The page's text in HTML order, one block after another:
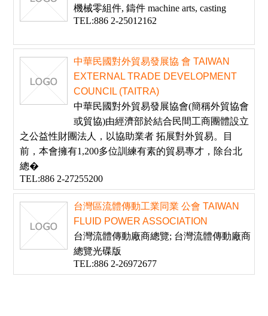
機械零組件, 鑄件 machine arts, casting
TEL:886 2-25012162
中華民國對外貿易發展協 會 TAIWAN
EXTERNAL TRADE DEVELOPMENT
COUNCIL (TAITRA)
中華民國對外貿易發展協會(簡稱外貿協會
或貿協)由經濟部於結合民間工商團體設立
之公益性財團法人，以協助業者 拓展對外貿易。目
前，本會擁有1,200多位訓練有素的貿易專才，除台北
總�
TEL:886 2-27255200
台灣區流體傳動工業同業 公會 TAIWAN
FLUID POWER ASSOCIATION
台灣流體傳動廠商總覽; 台灣流體傳動廠商
總覽光碟版
TEL:886 2-26972677